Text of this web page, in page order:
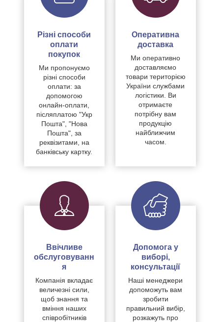
Різні способи
оплати
покупок
Ми пропонуємо
різні способи
оплати: за
допомогою
онлайн-оплати,
післяплатою "Укр
Пошта", "Нова
Пошта", за
реквізитами, на
банківську картку.
Оперативна
доставка
Ми оперативно
доставляємо
товари територією
України службами
логістики. Ви
отримаєте
потрібну вам
продукцію
найближчим
часом.
Ввічливе
обслуговуванн
я
Компанія вкладає
величезні сили,
щоб знання та
вміння наших
співробітників
Допомога у
виборі,
консультації
Наші менеджери
допоможуть вам
зробити
правильний вибір,
розкажуть про